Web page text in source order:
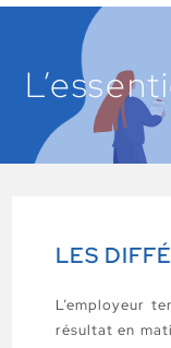
LES
L’employeur
résultat en